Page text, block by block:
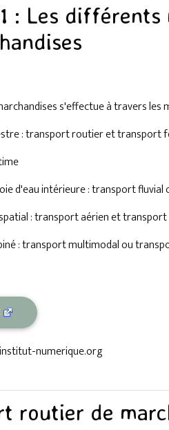
: Les
s'effectue à travers les
: transport routier et transport
d'eau intérieure : transport fluvial
: transport aérien et transport
: transport multimodal ou
numerique.org
routier de